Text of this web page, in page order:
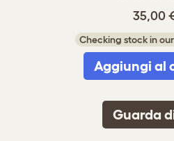
35,00
Checking stock in
Aggiungi al
Guarda